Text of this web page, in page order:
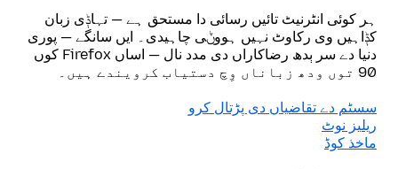
ہر کوئی انٹرنیٹ تائیں رسائی دا مستحق ہے — تہاݙی زبان
کݙاہیں وی رکاوٹ نہیں ہووݨی چاہیدی۔ ایں سانگے — پوری
دنیا دے سر ٻدھ رضاکاراں دی مدد نال — اساں Firefox کوں
90 توں ودھ زباناں وِچ دستیاب کرویندے ہیں۔
سسٹم دے تقاضیاں دی پڑتال کرو
ریلیز نوٹ
ماخذ کوڈ